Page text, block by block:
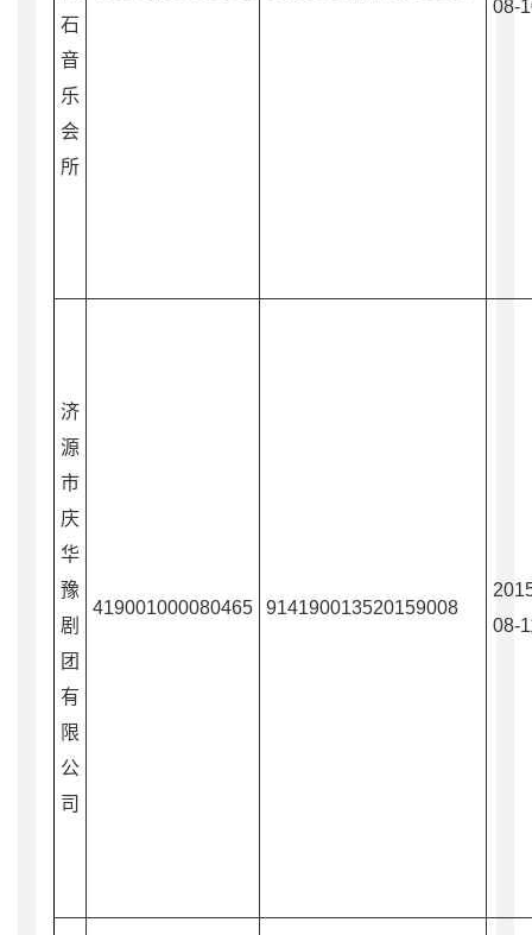
石
音
乐
会
所
08-
济
源
市
庆
华
豫
剧
团
有
限
公
司
419001000080465 914190013520159008
08-